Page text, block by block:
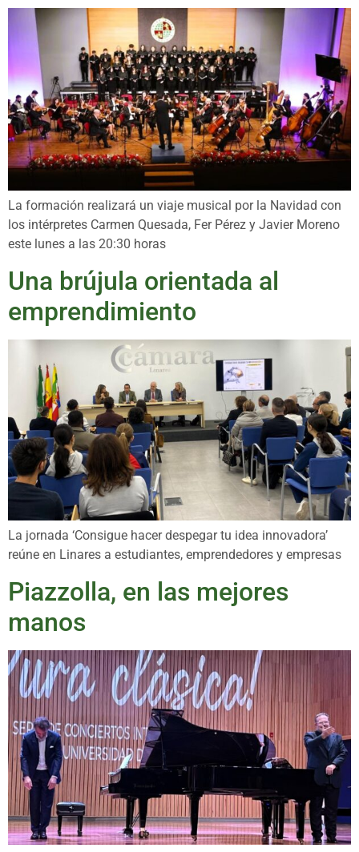
La formación realizará un viaje musical por la Navidad con
los intérpretes Carmen Quesada, Fer Pérez y Javier Moreno
este lunes a las 20:30 horas
Una brújula orientada al
emprendimiento
La jornada ‘Consigue hacer despegar tu idea innovadora’
reúne en Linares a estudiantes, emprendedores y empresas
Piazzolla, en las mejores
manos